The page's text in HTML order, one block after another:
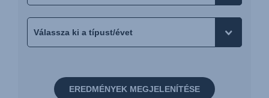
EREDMÉNYEK MEGJELENÍTÉSE